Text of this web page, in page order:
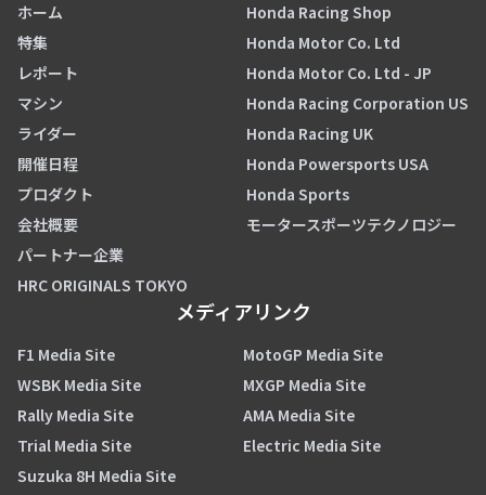
ホーム
特集
レポート
マシン
ライダー
開催日程
プロダクト
会社概要
パートナー企業
HRC ORIGINALS TOKYO
Honda Racing Shop
Honda Motor Co. Ltd
Honda Motor Co. Ltd - JP
Honda Racing Corporation US
Honda Racing UK
Honda Powersports USA
Honda Sports
モータースポーツテクノロジー
メディアリンク
F1 Media Site
MotoGP Media Site
WSBK Media Site
MXGP Media Site
Rally Media Site
AMA Media Site
Trial Media Site
Electric Media Site
Suzuka 8H Media Site